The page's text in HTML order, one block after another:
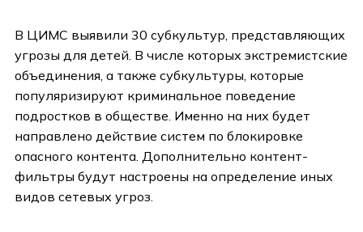
В ЦИМС выявили 30 субкультур, представляющих
угрозы для детей. В числе которых экстремистские
объединения, а также субкультуры, которые
популяризируют криминальное поведение
подростков в обществе. Именно на них будет
направлено действие систем по блокировке
опасного контента. Дополнительно контент-
фильтры будут настроены на определение иных
видов сетевых угроз.